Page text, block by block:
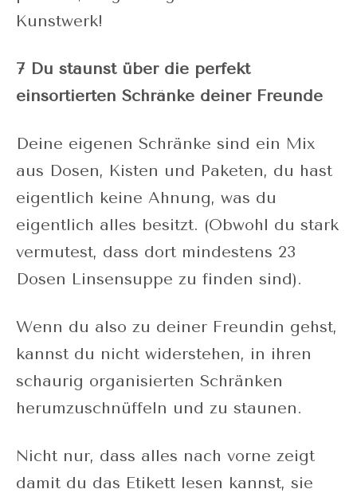
Kunstwerk!
7 Du staunst über die perfekt
einsortierten Schränke deiner Freunde
Deine eigenen Schränke sind ein Mix
aus Dosen, Kisten und Paketen, du hast
eigentlich keine Ahnung, was du
eigentlich alles besitzt. (Obwohl du stark
vermutest, dass dort mindestens 23
Dosen Linsensuppe zu finden sind).
Wenn du also zu deiner Freundin gehst,
kannst du nicht widerstehen, in ihren
schaurig organisierten Schränken
herumzuschnüffeln und zu staunen.
Nicht nur, dass alles nach vorne zeigt
damit du das Etikett lesen kannst, sie